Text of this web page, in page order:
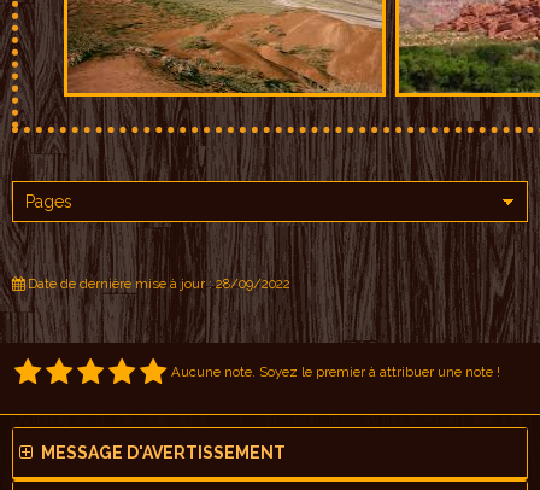
Date de dernière mise à jour : 28/09/2022
Aucune note. Soyez le premier à attribuer une note !
MESSAGE D'AVERTISSEMENT